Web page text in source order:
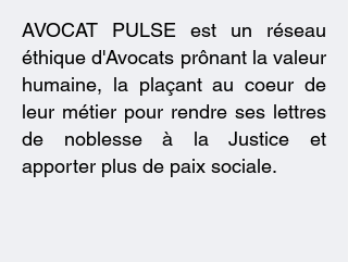
AVOCAT PULSE est un réseau
éthique d'Avocats prônant la valeur
humaine, la plaçant au coeur de
leur métier pour rendre ses lettres
de noblesse à la Justice et
apporter plus de paix sociale.